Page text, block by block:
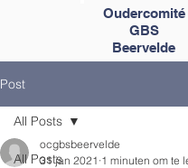
Oudercomité
GBS
Beervelde
Post
All Posts
All Posts
ocgbsbeervelde
31 jan 2021 1 minuten om te